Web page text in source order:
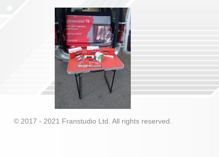
© 2017 - 2021 Franstudio Ltd. All rights reserved.